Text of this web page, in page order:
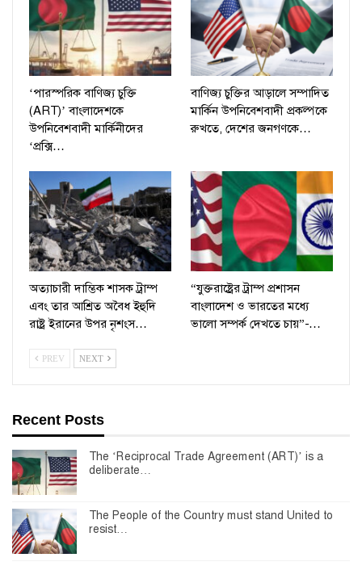
‘পারস্পরিক বাণিজ্য চুক্তি
(ART)’ বাংলাদেশকে
উপনিবেশবাদী মার্কিনীদের
‘প্রক্সি…
বাণিজ্য চুক্তির আড়ালে সম্পাদিত
মার্কিন উপনিবেশবাদী প্রকল্পকে
রুখতে, দেশের জনগণকে…
অত্যাচারী দাম্ভিক শাসক ট্রাম্প
এবং তার আশ্রিত অবৈধ ইহুদি
রাষ্ট্র ইরানের উপর নৃশংস…
“যুক্তরাষ্ট্রের ট্রাম্প প্রশাসন
বাংলাদেশ ও ভারতের মধ্যে
ভালো সম্পর্ক দেখতে চায়”-…
PREV NEXT
Recent Posts
The ‘Reciprocal Trade Agreement (ART)’ is a
deliberate…
The People of the Country must stand United to
resist…